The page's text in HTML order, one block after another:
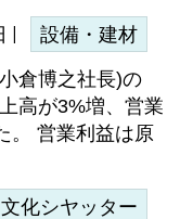
| 設備・建材
倉博之社長)の
高が3%増、営業
。 営業利益は原
文化シヤッター